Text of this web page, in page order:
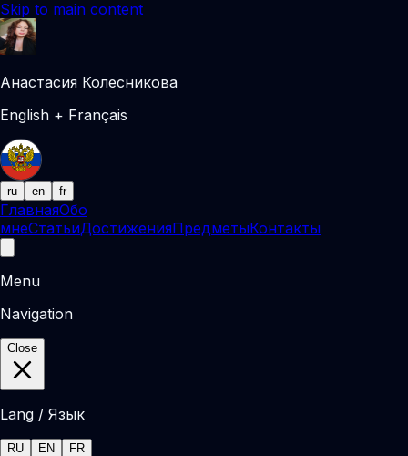
Skip to main content
Анастасия Колесникова
English + Français
ru en fr
ГлавнаяОбо
мнеСтатьиДостиженияПредметыКонтакты
Menu
Navigation
Close
Lang / Язык
RU EN FR